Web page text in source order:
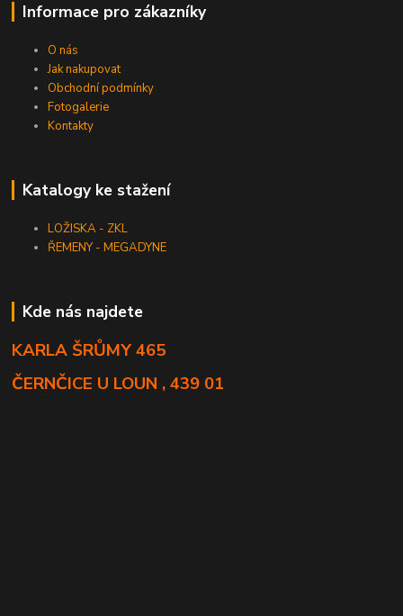
Informace pro zákazníky
O nás
Jak nakupovat
Obchodní podmínky
Fotogalerie
Kontakty
Katalogy ke stažení
LOŽISKA - ZKL
ŘEMENY - MEGADYNE
Kde nás najdete
KARLA ŠRŮMY 465
ČERNČICE U LOUN , 439 01